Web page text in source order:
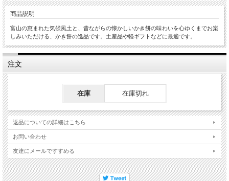
商品説明
富山の恵まれた気候風土と、昔ながらの懐かしいかき餅の味わいを心ゆくまでお楽
しみいただける、かき餅の逸品です。土産品や軽ギフトなどに最適です。
注文
在庫 在庫切れ
返品についての詳細はこちら
お問い合わせ
友達にメールですすめる